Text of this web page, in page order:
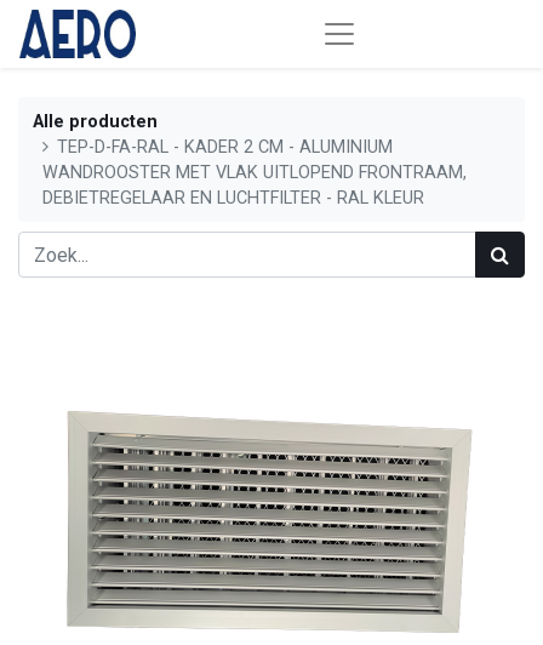
Alle producten
TEP-D-FA-RAL - KADER 2 CM - ALUMINIUM
WANDROOSTER MET VLAK UITLOPEND FRONTRAAM,
DEBIETREGELAAR EN LUCHTFILTER - RAL KLEUR